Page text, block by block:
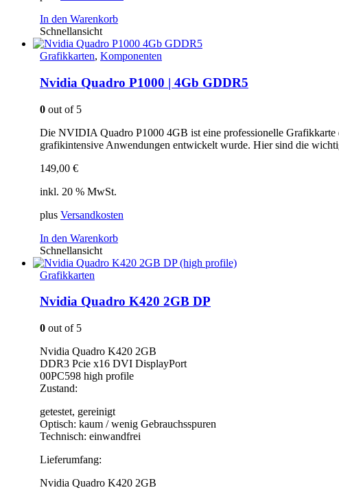
In den Warenkorb
Schnellansicht
Grafikkarten, Komponenten
Nvidia Quadro P1000 | 4Gb GDDR5
0 out of 5
Die NVIDIA Quadro P1000 4GB ist eine professionelle
grafikintensive Anwendungen entwickelt wurde. Hier sind die
149,00 €
inkl. 20 % MwSt.
plus Versandkosten
In den Warenkorb
Schnellansicht
Grafikkarten
Nvidia Quadro K420 2GB DP
0 out of 5
Nvidia Quadro K420 2GB
DDR3 Pcie x16 DVI DisplayPort
00PC598 high profile
Zustand:
getestet, gereinigt
Optisch: kaum / wenig Gebrauchsspuren
Technisch: einwandfrei
Lieferumfang:
Nvidia Quadro K420 2GB